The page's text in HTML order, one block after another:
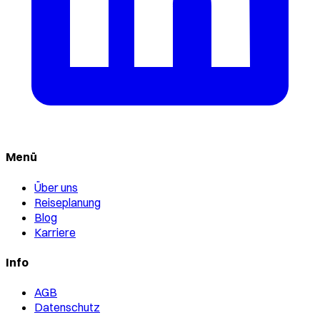
Menü
Über uns
Reiseplanung
Blog
Karriere
Info
AGB
Datenschutz